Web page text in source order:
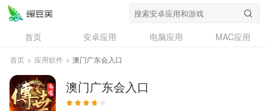
首页 安卓应用 电脑应用
MAC应用
资讯
专题
问答
首页 > 应用软件 > 澳门广东会入口
澳门广东会入口